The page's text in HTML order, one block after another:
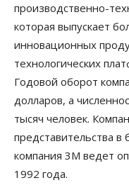
производственно-
которая выпускает
инновационных
технологических
Годовой оборот
долларов, а
тысяч человек.
представительства в
компания 3М ведет
1992 года.